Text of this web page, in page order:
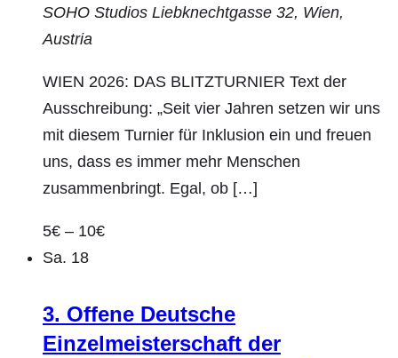
SOHO Studios Liebknechtgasse 32, Wien,
Austria
WIEN 2026: DAS BLITZTURNIER Text der
Ausschreibung: „Seit vier Jahren setzen wir uns
mit diesem Turnier für Inklusion ein und freuen
uns, dass es immer mehr Menschen
zusammenbringt. Egal, ob […]
5€ – 10€
Sa. 18
3. Offene Deutsche
Einzelmeisterschaft der